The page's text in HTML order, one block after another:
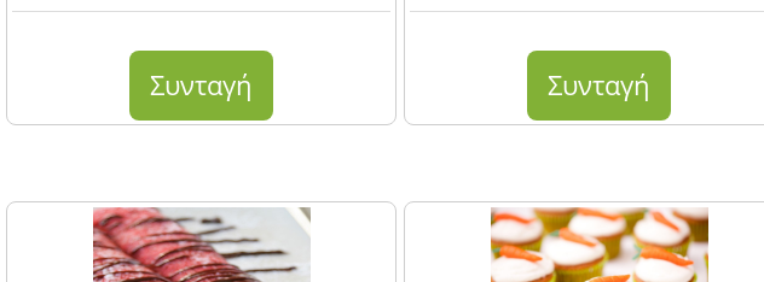
Συνταγή Συνταγή